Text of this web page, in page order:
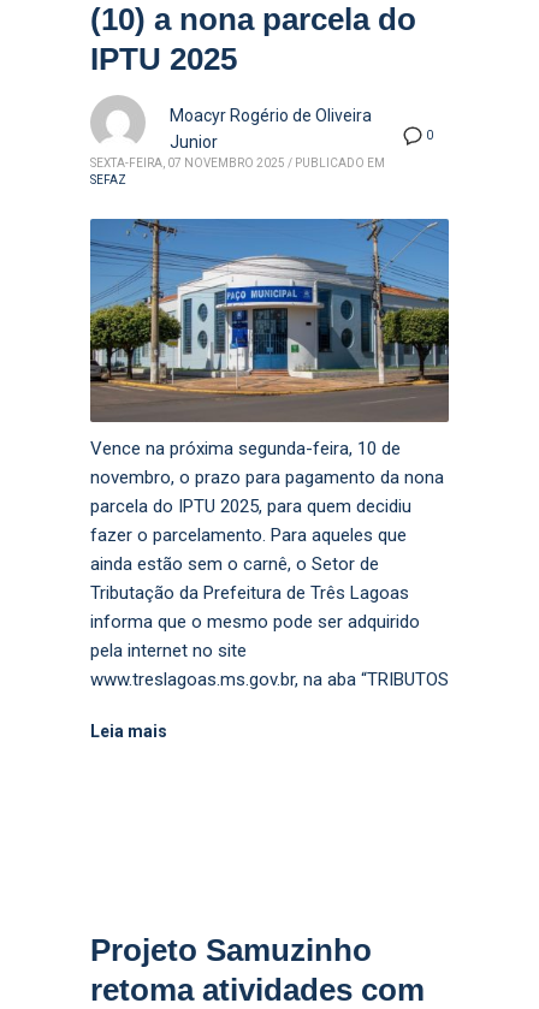
(10) a nona parcela do
IPTU 2025
0
Moacyr Rogério de Oliveira
Junior
SEXTA-FEIRA, 07 NOVEMBRO 2025 / PUBLICADO EM
SEFAZ
Vence na próxima segunda-feira, 10 de
novembro, o prazo para pagamento da nona
parcela do IPTU 2025, para quem decidiu
fazer o parcelamento. Para aqueles que
ainda estão sem o carnê, o Setor de
Tributação da Prefeitura de Três Lagoas
informa que o mesmo pode ser adquirido
pela internet no site
www.treslagoas.ms.gov.br, na aba “TRIBUTOS
Leia mais
Projeto Samuzinho
retoma atividades com